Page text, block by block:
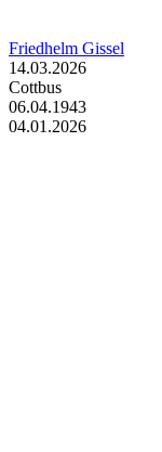
Friedhelm Gissel
14.03.2026
Cottbus
06.04.1943
04.01.2026